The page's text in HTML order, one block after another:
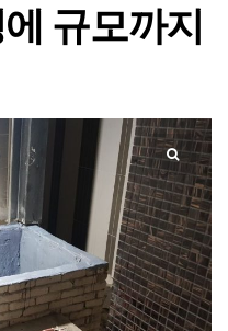
규모까지